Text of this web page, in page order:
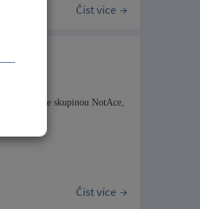
Číst více
zábava se skupinou NotAce,
Číst více